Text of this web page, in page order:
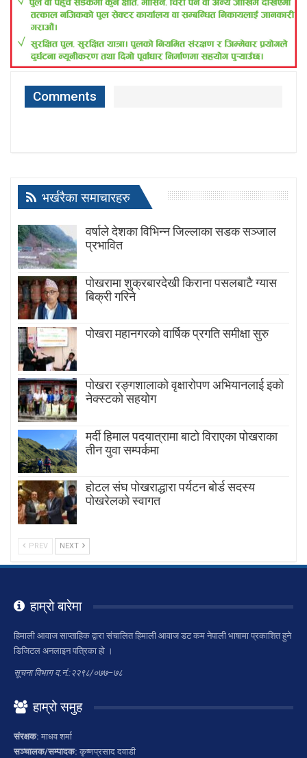
Comments
भर्खरैका समाचारहरु
वर्षाले देशका विभिन्न जिल्लाका सडक सञ्जाल
प्रभावित
पोखरामा शुक्रबारदेखी किराना पसलबाटै ग्यास
बिक्री गरिने
पोखरा महानगरको वार्षिक प्रगति समीक्षा सुरु
पोखरा रङ्गशालाको वृक्षारोपण अभियानलाई इको
नेक्स्टको सहयोग
मर्दी हिमाल पदयात्रामा बाटाे विराएका पाेखराका
तीन युवा सम्पर्कमा
होटल संघ पोखराद्धारा पर्यटन बोर्ड सदस्य
पोखरेलको स्वागत
PREV NEXT
हाम्रो बारेमा
हिमाली आवाज साप्ताहिक द्वारा संचालित हिमाली आवाज डट कम नेपाली भाषामा प्रकाशित हुने
डिजिटल अनलाइन पत्रिका हो ।
सूचना विभाग द.नं.:२२९८/०७७–७८
हाम्रो समुह
संरक्षक: माधव शर्मा
सञ्चालक/सम्पादक: कृष्णप्रसाद दवाडी